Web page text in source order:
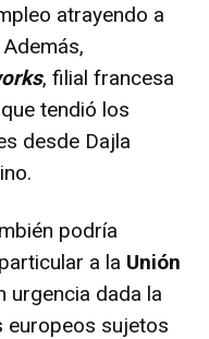
atrayendo a
, filial francesa
tendió los
desde Dajla
podría
a la Unión
urgencia dada la
europeos sujetos